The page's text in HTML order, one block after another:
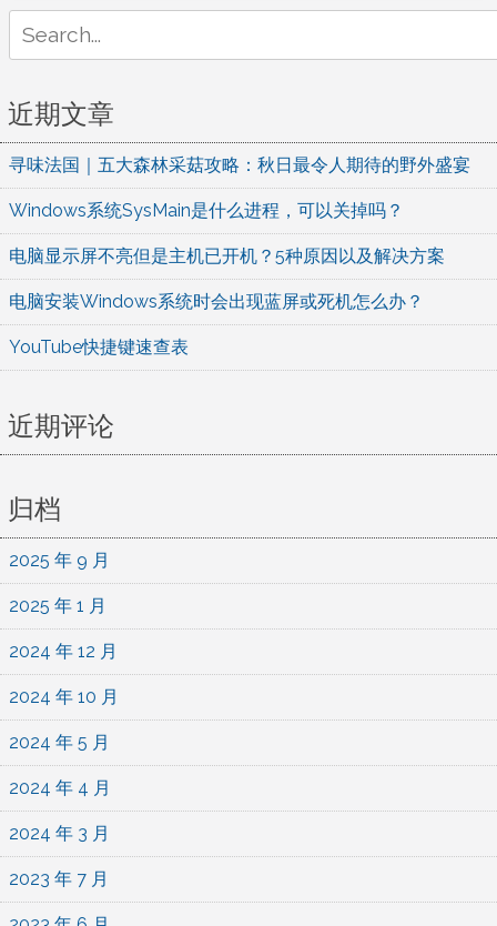
爱
餐
行
榜
（附
点
餐
常
见
问
for:
近期文章
寻味法国｜五大森林采菇攻略：秋日最令人期待的野外盛宴
Windows系统SysMain是什么进程，可以关掉吗？
电脑显示屏不亮但是主机已开机？5种原因以及解决方案
电脑安装Windows系统时会出现蓝屏或死机怎么办？
YouTube快捷键速查表
近期评论
归档
2025 年 9 月
2025 年 1 月
2024 年 12 月
2024 年 10 月
2024 年 5 月
2024 年 4 月
2024 年 3 月
2023 年 7 月